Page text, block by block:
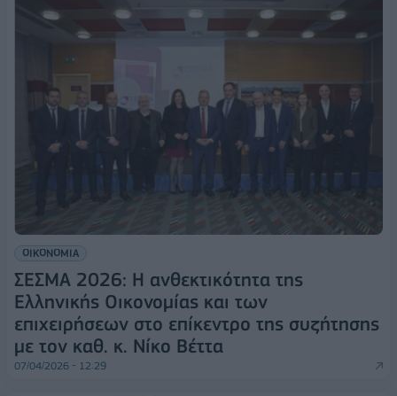
ΟΙΚΟΝΟΜΙΑ
ΣΕΣΜΑ 2026: Η ανθεκτικότητα της
Ελληνικής Οικονομίας και των
επιχειρήσεων στο επίκεντρο της συζήτησης
με τον καθ. κ. Νίκο Βέττα
07/04/2026 - 12:29